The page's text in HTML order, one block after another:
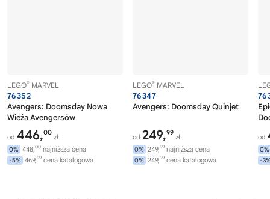
LEGO® MARVEL
76352
Avengers: Doomsday Nowa
Wieża Avengersów
od 446,00
zł
0% 448,00 najniższa cena
-5% 469,99 cena katalogowa
LEGO® MARVEL
76347
Avengers: Doomsday Quinjet
od 249,99
zł
0% 249,99 najniższa cena
0% 249,99 cena katalogowa
od
0%
-